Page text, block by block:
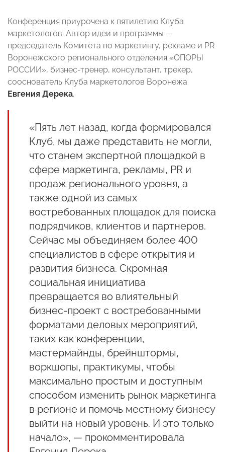
Конференция приурочена к пятилетию Клуба
маркетологов. Автор идеи и программы —
председатель Комитета по маркетингу, рекламе и PR
Воронежского регионального отделения «ОПОРЫ
РОССИИ», бизнес-тренер, консультант, трекер,
сооснователь Клуба маркетологов Воронежа
Евгения Дерека.
«Пять лет назад, когда формировался
Клуб, мы даже представить не могли,
что станем экспертной площадкой в
сфере маркетинга, рекламы, PR и
продаж регионального уровня, а
также одной из самых
востребованных площадок для поиска
подрядчиков, клиентов и партнеров.
Сейчас мы объединяем более 400
специалистов в сфере открытия и
развития бизнеса. Скромная
социальная инициатива
превращается во влиятельный
бизнес-проект с востребованными
форматами деловых мероприятий,
таких как конференции,
мастермайнды, брейнштормы,
воркшопы, практикумы, чтобы
максимально простым и доступным
способом изменить рынок маркетинга
в регионе и помочь местному бизнесу
выйти на новый уровень. И это только
начало», — прокомментировала